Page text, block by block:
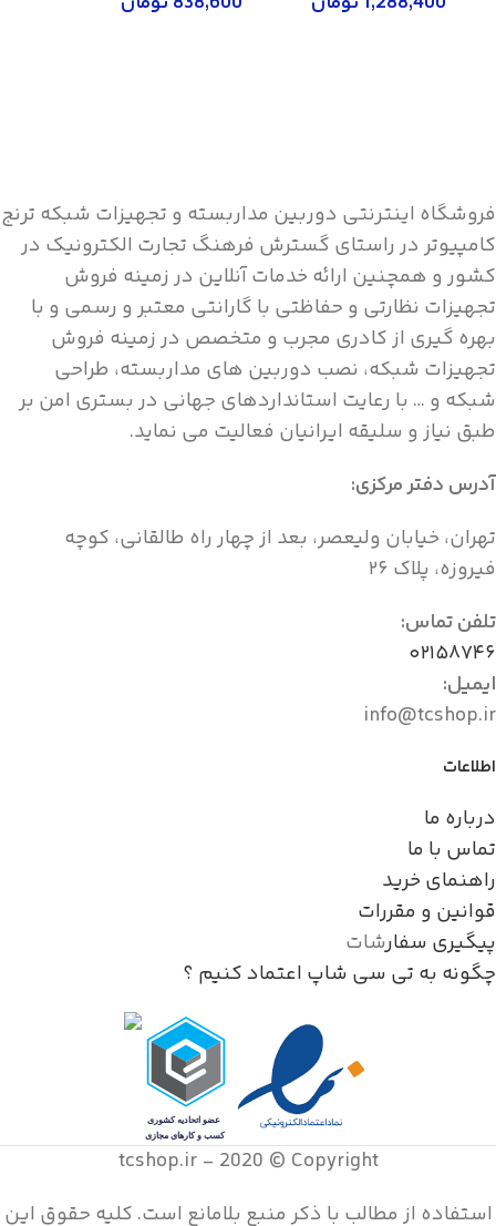
فروشگاه اینترنتی دوربین مداربسته و تجهیزات شبکه ترنج
کامپیوتر در راستای گسترش فرهنگ تجارت الکترونیک در
کشور و همچنین ارائه خدمات آنلاین در زمینه فروش
تجهیزات نظارتی و حفاظتی با گارانتی معتبر و رسمی و با
بهره گیری از کادری مجرب و متخصص در زمینه فروش
تجهیزات شبکه، نصب دوربین های مداربسته، طراحی
شبکه و … با رعایت استانداردهای جهانی در بستری امن بر
طبق نیاز و سلیقه ایرانیان فعالیت می نماید.
آدرس دفتر مرکزی:
تهران، خیابان ولیعصر، بعد از چهار راه طالقانی، کوچه
فیروزه، پلاک ۲۶
تلفن تماس:
۰۲۱۵۸۷۴۶
ایمیل:
info@tcshop.ir
اطلاعات
درباره ما
تماس با ما
راهنمای خرید
قوانین و مقررات
پیگیری سفارشات
چگونه به تی سی شاپ اعتماد کنیم ؟
tcshop.ir - 2020 © Copyright
استفاده از مطالب با ذکر منبع بلامانع است. کليه حقوق اين